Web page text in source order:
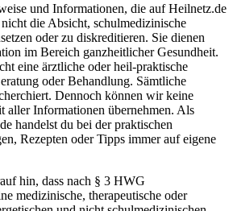
und Informationen, die auf Heilnetz.de
die Absicht, schulmedizinische
oder zu diskreditieren. Sie dienen
im Bereich ganzheitlicher Gesundheit.
eine ärztliche oder heil-praktische
oder Behandlung. Sämtliche
Dennoch können wir keine
Informationen übernehmen. Als
handelst du bei der praktischen
Rezepten oder Tipps immer auf eigene
hin, dass nach § 3 HWG
medizinische, therapeutische oder